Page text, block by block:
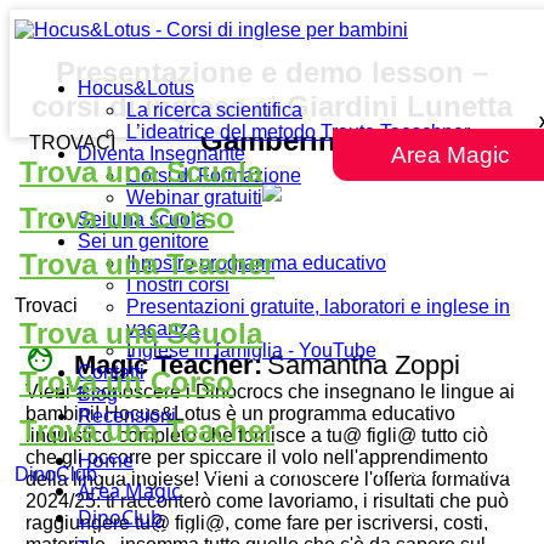
Hocus&Lotus
La ricerca scientifica
L’ideatrice del metodo Traute Taeschner
Diventa Insegnante
Corsi di Formazione
Webinar gratuiti
Sei una scuola
Sei un genitore
Il nostro programma educativo
I nostri corsi
Presentazioni gratuite, laboratori e inglese in
vacanza
Inglese in famiglia - YouTube
Contatti
Blog
Recensioni
Home
Area Magic
DinoClub
Area Magic
TROVACI
Trova una Scuola
Trova un Corso
Trova una Teacher
Trovaci
Trova una Scuola
Trova un Corso
Trova una Teacher
DinoClub
Presentazione e demo lesson –
corsi di inglese ai Giardini Lunetta
Gamberini
face Magic Teacher:Samantha Zoppi
Vieni a conoscere i Dinocrocs che insegnano le lingue ai
bambini! Hocus&Lotus è un programma educativo
linguistico completo che fornisce a tu@ figli@ tutto ciò
che gli occorre per spiccare il volo nell'apprendimento
della lingua inglese! Vieni a conoscere l'offerta formativa
2024/25: ti racconterò come lavoriamo, i risultati che può
raggiungere tu@ figli@, come fare per iscriversi, costi,